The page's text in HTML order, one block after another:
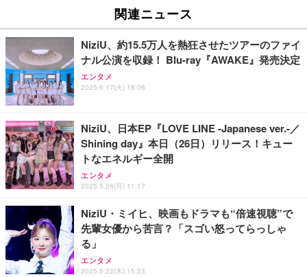
関連ニュース
NiziU、約15.5万人を熱狂させたツアーのファイ
ナル公演を収録！ Blu-ray『AWAKE』発売決定
エンタメ
2025.6.17(火) 18:06
NiziU、日本EP『LOVE LINE -Japanese ver.-／
Shining day』本日（26日）リリース！キュー
トなエネルギー全開
エンタメ
2025.5.26(月) 11:17
NiziU・ミイヒ、映画もドラマも“倍速視聴”で
先輩女優から苦言？「スゴい怒ってらっしゃ
る」
エンタメ
2025.5.22(木) 15:23